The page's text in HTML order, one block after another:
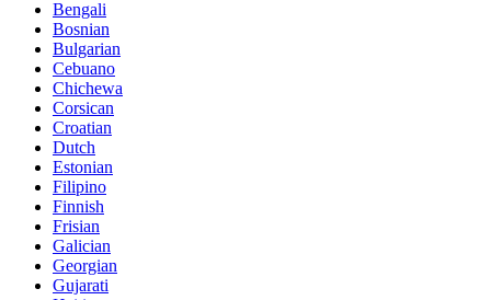
Bengali
Bosnian
Bulgarian
Cebuano
Chichewa
Corsican
Croatian
Dutch
Estonian
Filipino
Finnish
Frisian
Galician
Georgian
Gujarati